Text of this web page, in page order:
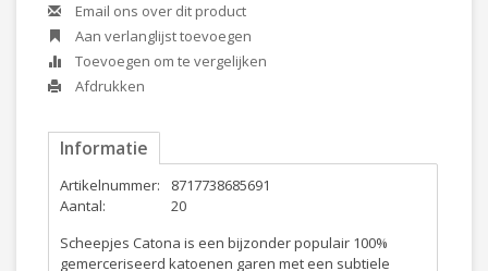
Email ons over dit product
Aan verlanglijst toevoegen
Toevoegen om te vergelijken
Afdrukken
Informatie
Artikelnummer:
8717738685691
Aantal:
20
Scheepjes Catona is een bijzonder populair 100%
gemerceriseerd katoenen garen met een subtiele